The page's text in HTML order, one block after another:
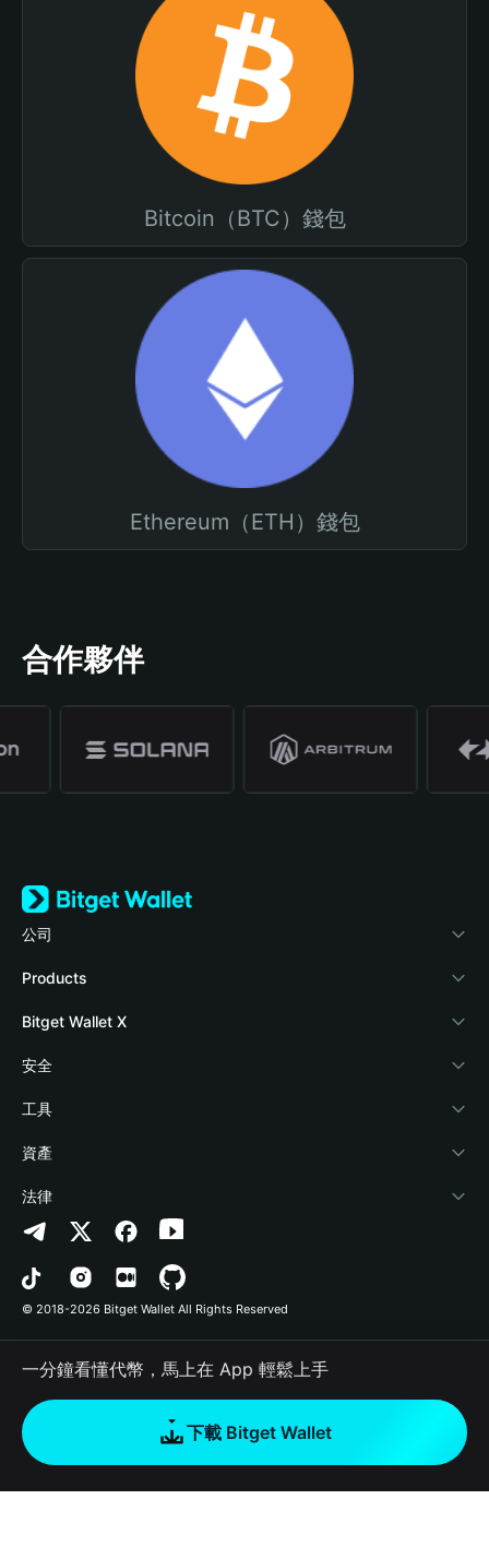
Bitcoin（BTC）錢包
Ethereum（ETH）錢包
合作夥伴
公司
關於 Bitget Wallet
部落格
學院
加密資訊
幫助中心
‌聯繫我們
品牌資源
工作機會
Products
Crypto Card
Stablecoin Earn
Payfi Crypto
Crypto Swap API
Altcoin Season Index
Prediction Markets
DApp
RWA
如何購買加密貨幣
Bitget Wallet X
開發者文件
連接錢包
Bitget Wallet Pay
合作上架
安全
風險保障基金
安全防護技術
工具
快捷買幣
授權檢測
合約檢測
批次轉帳
資產
Arbitrum
Avalanche
Bitcoin
Polygon
法律
隱私協議
用戶使用協議
© 2018-2026 Bitget Wallet All Rights Reserved
一分鐘看懂代幣，馬上在 App 輕鬆上手
下載 Bitget Wallet